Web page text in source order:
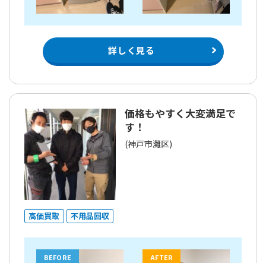
詳しく見る
価格もやすく大変満足で
す！
(神戸市灘区)
高価買取 不用品回収
BEFORE AFTER